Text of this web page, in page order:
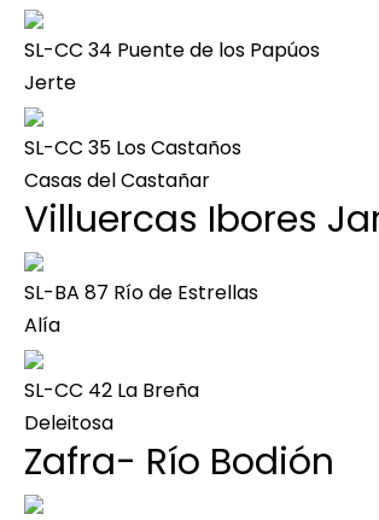
SL-CC 34 Puente de los Papúos
Jerte
SL-CC 35 Los Castaños
Casas del Castañar
Villuercas Ibores
SL-BA 87 Río de Estrellas
Alía
SL-CC 42 La Breña
Deleitosa
Zafra- Río Bodión